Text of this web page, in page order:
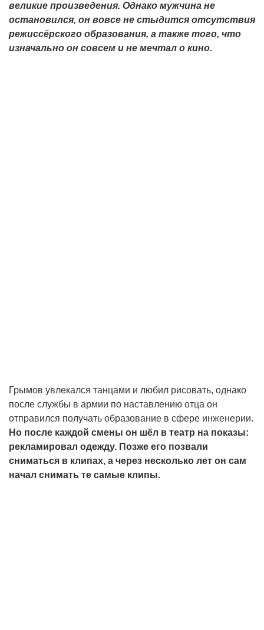
великие произведения. Однако мужчина не
остановился, он вовсе не стыдится отсутствия
режиссёрского образования, а также того, что
изначально он совсем и не мечтал о кино.
Грымов увлекался танцами и любил рисовать, однако
после службы в армии по наставлению отца он
отправился получать образование в сфере инженерии.
Но после каждой смены он шёл в театр на показы:
рекламировал одежду. Позже его позвали
сниматься в клипах, а через несколько лет он сам
начал снимать те самые клипы.